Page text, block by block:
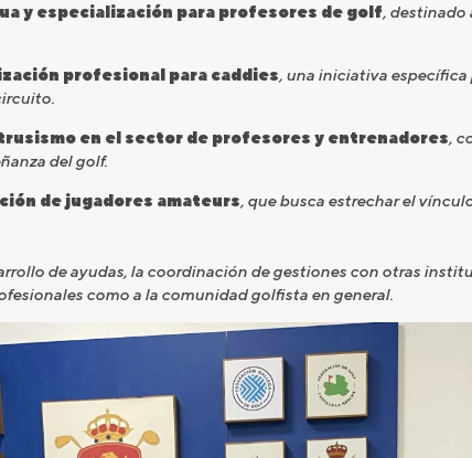
y especialización para profesores de golf, destinado
profesional para caddies, una iniciativa
en el sector de profesores y entrenadores,
del golf.
de jugadores amateurs, que busca estrechar el
de ayudas, la coordinación de gestiones con otras
como a la comunidad golfista en general.